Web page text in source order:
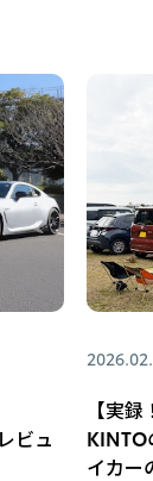
ビュ
【実
KINTO
イカー